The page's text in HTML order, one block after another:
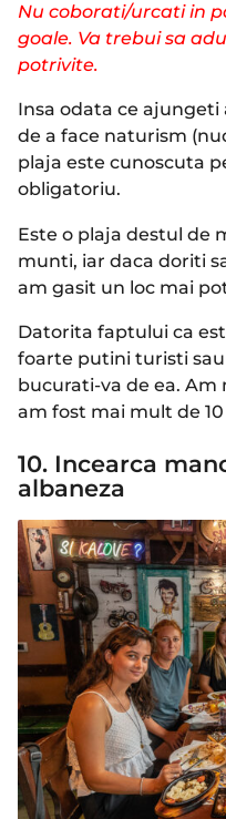
Nu coborati/urcati in
goale. Va trebui sa
potrivite.
Insa odata ce ajungeti
de a face naturism
plaja este cunoscuta
obligatoriu.
Este o plaja destul de
munti, iar daca doriti
am gasit un loc mai
Datorita faptului ca
foarte putini turisti sau
bucurati-va de ea. Am
am fost mai mult de
10. Incearca
albaneza